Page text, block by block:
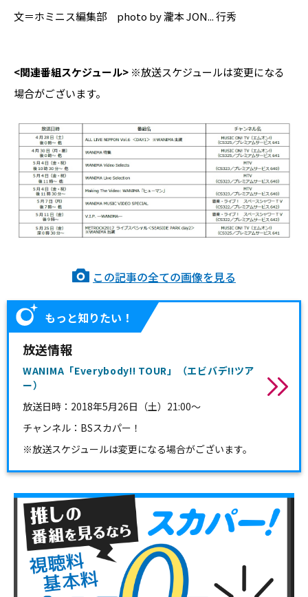
文＝ホミニス編集部 photo by 瀧本 JON... 行秀
<関連番組スケジュール> ※放送スケジュールは変更になる
場合がございます。
この記事の全ての画像を見る
もっと知りたい！
放送情報
WANIMA「Everybody!! TOUR」（エビバデ!!ツア
ー）
放送日時： 2018年5月26日（土）21:00～
チャンネル： BSスカパー！
※放送スケジュールは変更になる場合がございます。